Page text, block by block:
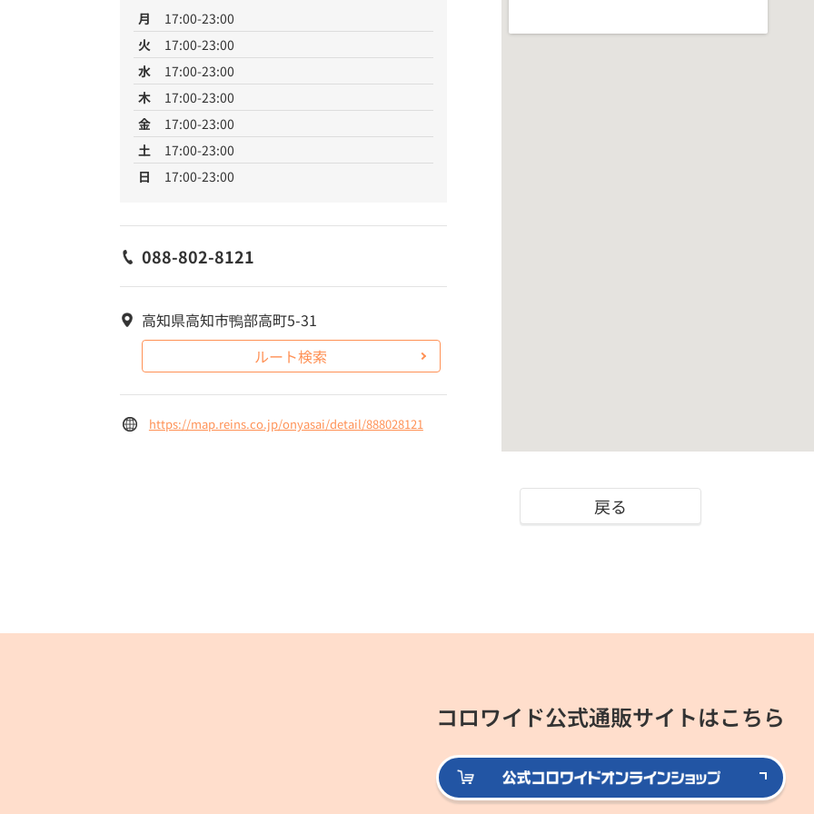
月
17:00-23:00
火
17:00-23:00
水
17:00-23:00
木
17:00-23:00
金
17:00-23:00
土
17:00-23:00
日
17:00-23:00
088-802-8121
高知県高知市鴨部高町5-31
ルート検索
https://map.reins.co.jp/onyasai/detail/888028121
戻る
コロワイド公式通販サイトはこちら
公式